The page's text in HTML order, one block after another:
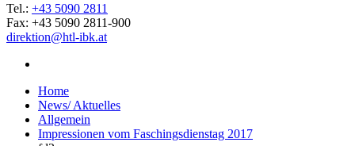
Tel.: +43 5090 2811
Fax: +43 5090 2811-900
direktion@htl-ibk.at
Home
News/ Aktuelles
Allgemein
Impressionen vom Faschingsdienstag 2017